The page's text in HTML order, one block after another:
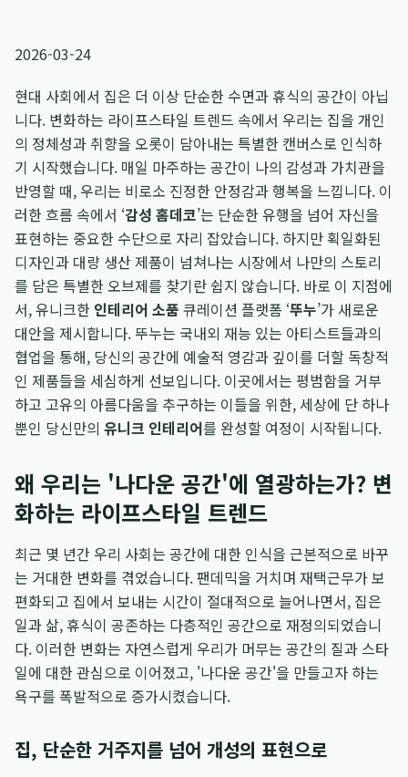
2026-03-24
현대 사회에서 집은 더 이상 단순한 수면과 휴식의 공간이 아닙
니다. 변화하는 라이프스타일 트렌드 속에서 우리는 집을 개인
의 정체성과 취향을 오롯이 담아내는 특별한 캔버스로 인식하
기 시작했습니다. 매일 마주하는 공간이 나의 감성과 가치관을
반영할 때, 우리는 비로소 진정한 안정감과 행복을 느낍니다. 이
러한 흐름 속에서 ‘감성 홈데코’는 단순한 유행을 넘어 자신을
표현하는 중요한 수단으로 자리 잡았습니다. 하지만 획일화된
디자인과 대량 생산 제품이 넘쳐나는 시장에서 나만의 스토리
를 담은 특별한 오브제를 찾기란 쉽지 않습니다. 바로 이 지점에
서, 유니크한 인테리어 소품 큐레이션 플랫폼 ‘뚜누’가 새로운
대안을 제시합니다. 뚜누는 국내외 재능 있는 아티스트들과의
협업을 통해, 당신의 공간에 예술적 영감과 깊이를 더할 독창적
인 제품들을 세심하게 선보입니다. 이곳에서는 평범함을 거부
하고 고유의 아름다움을 추구하는 이들을 위한, 세상에 단 하나
뿐인 당신만의 유니크 인테리어를 완성할 여정이 시작됩니다.
왜 우리는 '나다운 공간'에 열광하는가? 변
화하는 라이프스타일 트렌드
최근 몇 년간 우리 사회는 공간에 대한 인식을 근본적으로 바꾸
는 거대한 변화를 겪었습니다. 팬데믹을 거치며 재택근무가 보
편화되고 집에서 보내는 시간이 절대적으로 늘어나면서, 집은
일과 삶, 휴식이 공존하는 다층적인 공간으로 재정의되었습니
다. 이러한 변화는 자연스럽게 우리가 머무는 공간의 질과 스타
일에 대한 관심으로 이어졌고, '나다운 공간'을 만들고자 하는
욕구를 폭발적으로 증가시켰습니다.
집, 단순한 거주지를 넘어 개성의 표현으로